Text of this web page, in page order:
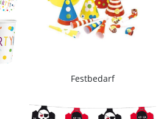
Festbedarf